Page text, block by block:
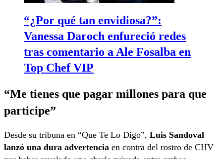
“¿Por qué tan envidiosa?”:
Vanessa Daroch enfureció redes
tras comentario a Ale Fosalba en
Top Chef VIP
“Me tienes que pagar millones para que
participe”
Desde su tribuna en “Que Te Lo Digo”, Luis Sandoval
lanzó una dura advertencia en contra del rostro de CHV